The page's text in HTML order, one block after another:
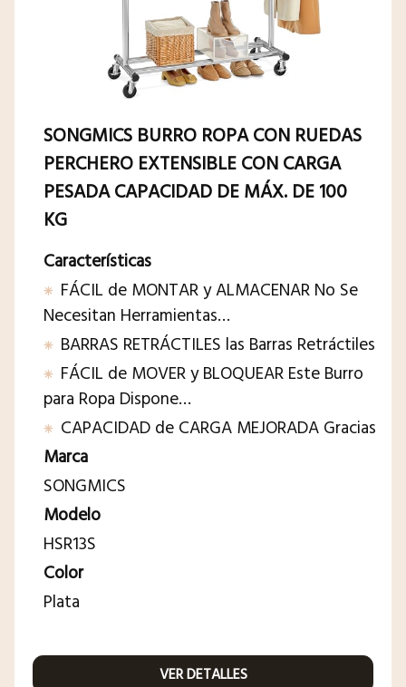
SONGMICS BURRO ROPA CON RUEDAS
PERCHERO EXTENSIBLE CON CARGA
PESADA CAPACIDAD DE MÁX. DE 100
KG
Características
FÁCIL de MONTAR y ALMACENAR No Se
Necesitan Herramientas…
BARRAS RETRÁCTILES las Barras Retráctiles
FÁCIL de MOVER y BLOQUEAR Este Burro
para Ropa Dispone…
CAPACIDAD de CARGA MEJORADA Gracias
Marca
SONGMICS
Modelo
HSR13S
Color
Plata
VER DETALLES